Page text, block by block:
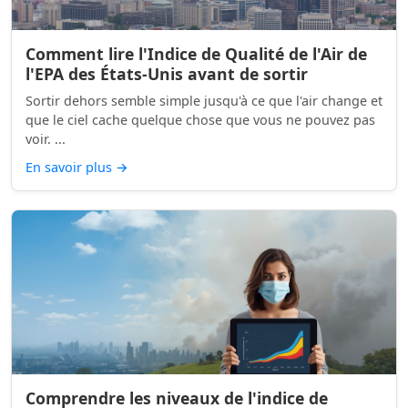
Comment lire l'Indice de Qualité de l'Air de
l'EPA des États-Unis avant de sortir
Sortir dehors semble simple jusqu'à ce que l'air change et
que le ciel cache quelque chose que vous ne pouvez pas
voir. ...
En savoir plus →
Comprendre les niveaux de l'indice de